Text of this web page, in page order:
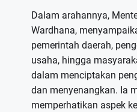
Dalam arahannya,
Wardhana,
pemerintah daerah,
usaha, hingga
dalam menciptakan
dan menyenangkan. Ia
memperhatikan aspek